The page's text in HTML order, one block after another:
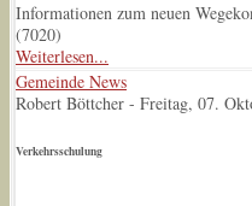
Informationen zum neuen
(7020)
Weiterlesen...
Gemeinde News
Robert Böttcher - Freitag, 07.
Verkehrsschulung